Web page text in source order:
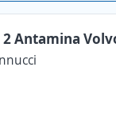
Antamina